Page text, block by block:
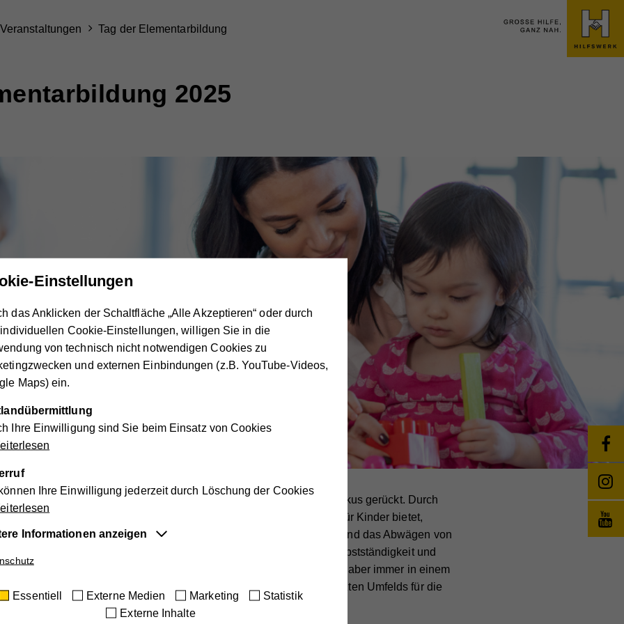
Veranstaltungen Tag der Elementarbildung
2025
Bildung wird die Bedeutung des „Risky Play“ wieder mehr in den Fokus gerückt. Durch
herausfordernde und mit Risiko verbundene Spielmöglichkeiten für Kinder bietet,
und Bewältigen von Situationen, das Treffen von Entscheidungen und das Abwägen von
Handeln entstehen können, gefördert. Dies trägt maßgeblich zur Selbstständigkeit und
des riskanten Spiels befinden sich pädagogische Fachkräfte aber immer in einem
Zulassen möglichst vieler Freiheiten und dem Bieten eines geschützten Umfelds für die
Einstellungen
das Anklicken der Schaltfläche „Alle Akzeptieren“ oder durch
Cookie-Einstellungen, willigen Sie in die
von technisch nicht notwendigen Cookies zu
und externen Einbindungen (z.B. YouTube-Videos,
Maps) ein.
Ihre Einwilligung sind Sie beim Einsatz von Cookies
Ihre Einwilligung jederzeit durch Löschung der Cookies
und unterstützen wichtige Funktionen wie den technischen
der Webseite, um sicherzustellen, dass sie so funktioniert wie
Informationen anzeigen
Essentiell Externe Medien Marketing
Statistik
Externe Inhalte